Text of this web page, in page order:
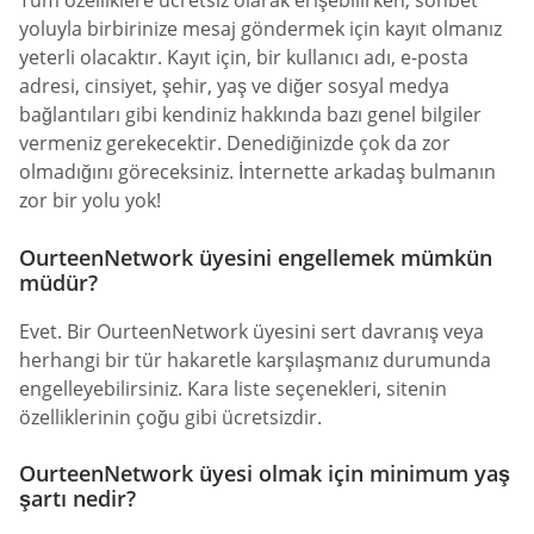
yoluyla birbirinize mesaj göndermek için kayıt olmanız
yeterli olacaktır. Kayıt için, bir kullanıcı adı, e-posta
adresi, cinsiyet, şehir, yaş ve diğer sosyal medya
bağlantıları gibi kendiniz hakkında bazı genel bilgiler
vermeniz gerekecektir. Denediğinizde çok da zor
olmadığını göreceksiniz. İnternette arkadaş bulmanın
zor bir yolu yok!
OurteenNetwork üyesini engellemek mümkün
müdür?
Evet. Bir OurteenNetwork üyesini sert davranış veya
herhangi bir tür hakaretle karşılaşmanız durumunda
engelleyebilirsiniz. Kara liste seçenekleri, sitenin
özelliklerinin çoğu gibi ücretsizdir.
OurteenNetwork üyesi olmak için minimum yaş
şartı nedir?